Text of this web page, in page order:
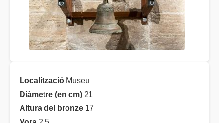
Localització Museu
Diàmetre (en cm) 21
Altura del bronze 17